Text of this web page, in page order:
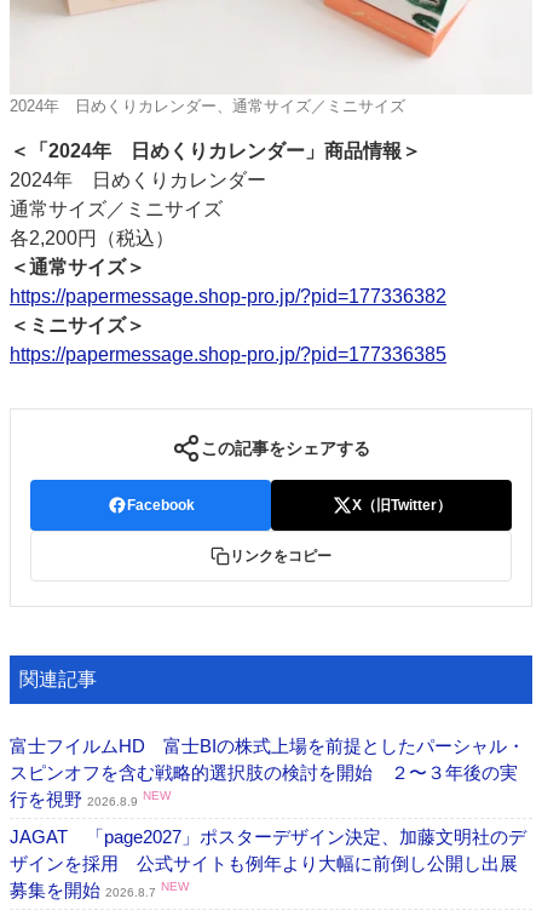
2024年 日めくりカレンダー、通常サイズ／ミニサイズ
＜「2024年 日めくりカレンダー」商品情報＞
2024年 日めくりカレンダー
通常サイズ／ミニサイズ
各2,200円（税込）
＜通常サイズ＞
https://papermessage.shop-pro.jp/?pid=177336382
＜ミニサイズ＞
https://papermessage.shop-pro.jp/?pid=177336385
この記事をシェアする
Facebook X（旧Twitter）
リンクをコピー
関連記事
富士フイルムHD 富士BIの株式上場を前提としたパーシャル・
スピンオフを含む戦略的選択肢の検討を開始 ２〜３年後の実
行を視野 2026.8.9 NEW
JAGAT 「page2027」ポスターデザイン決定、加藤文明社のデ
ザインを採用 公式サイトも例年より大幅に前倒し公開し出展
募集を開始 2026.8.7 NEW